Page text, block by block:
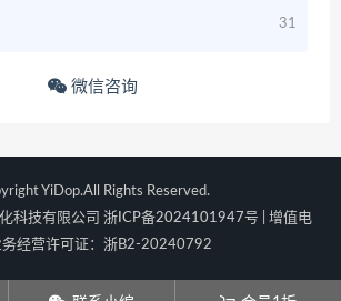
31
微信咨询
YiDop.All Rights Reserved.
科技有限公司 浙ICP备2024101947号 | 增值电
务经营许可证：浙B2-20240792